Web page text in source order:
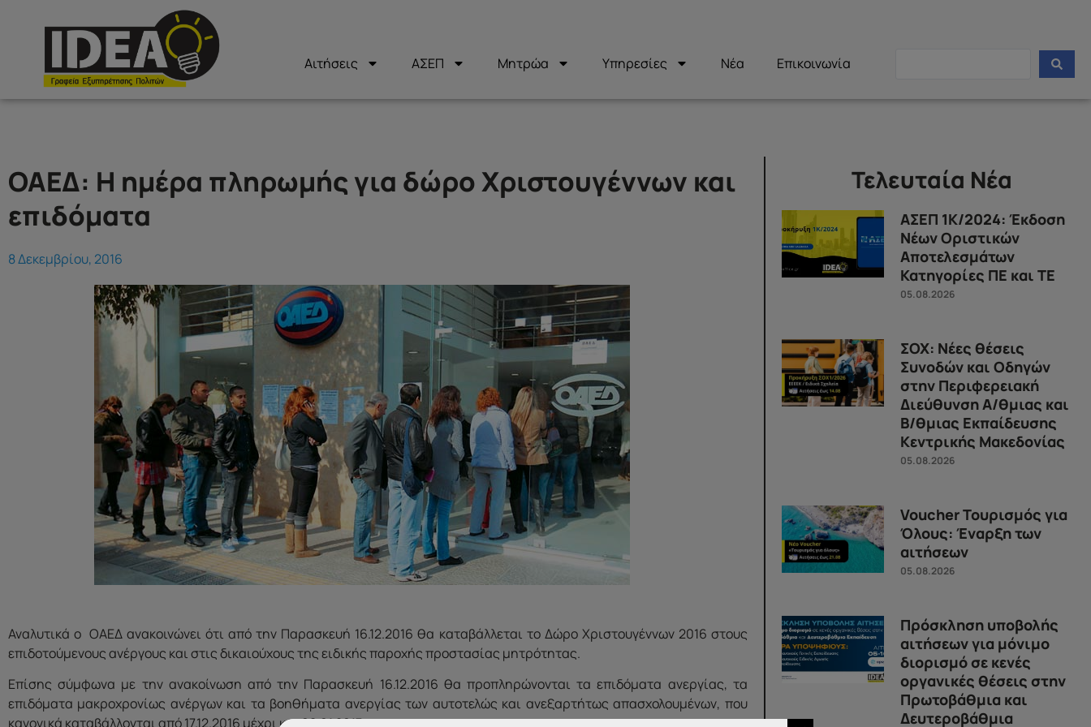
Αιτήσεις ΑΣΕΠ Μητρώα Υπηρεσίες Νέα Επικοινωνία
ΟΑΕΔ: Η ημέρα πληρωμής για δώρο Χριστουγέννων και
επιδόματα
8 Δεκεμβρίου, 2016
Αναλυτικά ο ΟΑΕΔ ανακοινώνει ότι από την Παρασκευή 16.12.2016 θα καταβάλλεται το Δώρο Χριστουγέννων 2016 στους
επιδοτούμενους ανέργους και στις δικαιούχους της ειδικής παροχής προστασίας μητρότητας.
Επίσης σύμφωνα με την ανακοίνωση από την Παρασκευή 16.12.2016 θα προπληρώνονται τα επιδόματα ανεργίας, τα
επιδόματα μακροχρονίως ανέργων και τα βοηθήματα ανεργίας των αυτοτελώς και ανεξαρτήτως απασχολουμένων, που
κανονικά καταβάλλονται από 17.12.2016 μέχρι και 08.01.2017.
Τελευταία Νέα
ΑΣΕΠ 1Κ/2024: Έκδοση
Νέων Οριστικών
Αποτελεσμάτων
Κατηγορίες ΠΕ και ΤΕ
05.08.2026
ΣΟΧ: Νέες θέσεις
Συνοδών και Οδηγών
στην Περιφερειακή
Διεύθυνση Α/θμιας και
Β/θμιας Εκπαίδευσης
Κεντρικής Μακεδονίας
05.08.2026
Voucher Τουρισμός για
Όλους: Έναρξη των
αιτήσεων
05.08.2026
Πρόσκληση υποβολής
αιτήσεων για μόνιμο
διορισμό σε κενές
οργανικές θέσεις στην
Πρωτοβάθμια και
Δευτεροβάθμια